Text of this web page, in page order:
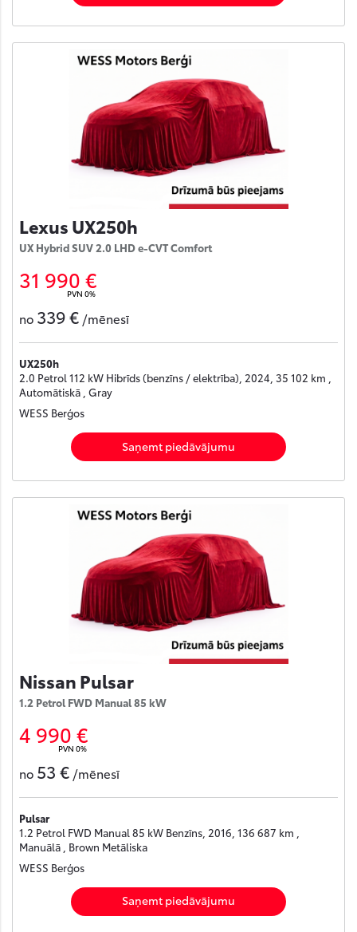
Lexus UX250h
UX Hybrid SUV 2.0 LHD e-CVT Comfort
31 990 €
PVN 0%
no 339 € /mēnesī
UX250h
2.0 Petrol 112 kW Hibrīds (benzīns / elektrība), 2024, 35 102 km ,
Automātiskā , Gray
WESS Berģos
Saņemt piedāvājumu
Nissan Pulsar
1.2 Petrol FWD Manual 85 kW
4 990 €
PVN 0%
no 53 € /mēnesī
Pulsar
1.2 Petrol FWD Manual 85 kW Benzīns, 2016, 136 687 km ,
Manuālā , Brown Metāliska
WESS Berģos
Saņemt piedāvājumu